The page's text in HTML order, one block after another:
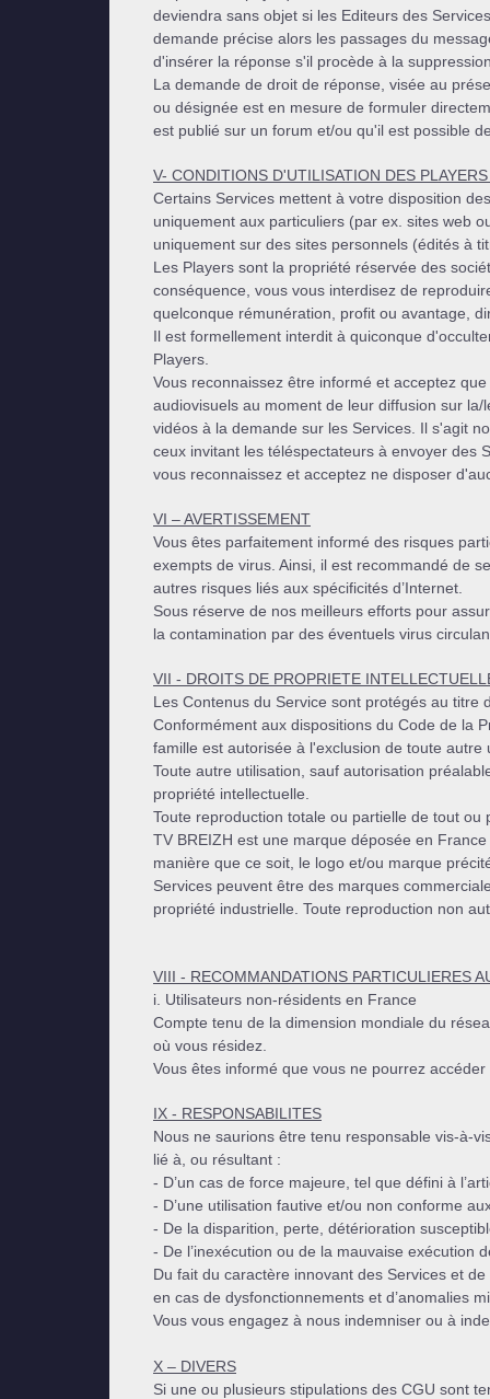
deviendra sans objet si les Editeurs des
demande précise alors les passages du
d'insérer la réponse s'il procède à la
La demande de droit de réponse, visée au
ou désignée est en mesure de formuler
est publié sur un forum et/ou qu'il est possible
V- CONDITIONS D'UTILISATION DES
Certains Services mettent à votre disposition
uniquement aux particuliers (par ex. sites web
uniquement sur des sites personnels (édités à
Les Players sont la propriété réservée des
conséquence, vous vous interdisez de
quelconque rémunération, profit ou avantage,
Il est formellement interdit à quiconque
Players.
Vous reconnaissez être informé et acceptez
audiovisuels au moment de leur diffusion sur
vidéos à la demande sur les Services. Il s'agit
ceux invitant les téléspectateurs à envoyer des
vous reconnaissez et acceptez ne disposer
VI – AVERTISSEMENT
Vous êtes parfaitement informé des risques
exempts de virus. Ainsi, il est recommandé de
autres risques liés aux spécificités d’Internet.
Sous réserve de nos meilleurs efforts pour
la contamination par des éventuels virus
VII - DROITS DE PROPRIETE
Les Contenus du Service sont protégés au
Conformément aux dispositions du Code de la
famille est autorisée à l'exclusion de toute autre
Toute autre utilisation, sauf autorisation
propriété intellectuelle.
Toute reproduction totale ou partielle de tout
TV BREIZH est une marque déposée en
manière que ce soit, le logo et/ou marque
Services peuvent être des marques
propriété industrielle. Toute reproduction non
VIII - RECOMMANDATIONS PARTICULIERES
i. Utilisateurs non-résidents en France
Compte tenu de la dimension mondiale du
où vous résidez.
Vous êtes informé que vous ne pourrez
IX - RESPONSABILITES
Nous ne saurions être tenu responsable vis-à-
lié à, ou résultant :
- D’un cas de force majeure, tel que défini à
- D’une utilisation fautive et/ou non conforme
- De la disparition, perte, détérioration
- De l’inexécution ou de la mauvaise exécution
Du fait du caractère innovant des Services et
en cas de dysfonctionnements et d’anomalies
Vous vous engagez à nous indemniser ou à
X – DIVERS
Si une ou plusieurs stipulations des CGU sont